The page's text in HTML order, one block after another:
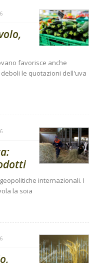
favorisce anche
le quotazioni dell'uva
internazionali. I
la soia